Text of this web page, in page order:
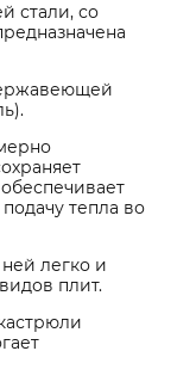
стали, со
тепла во
легко и
плит.